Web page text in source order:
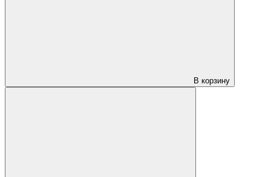
В корзину